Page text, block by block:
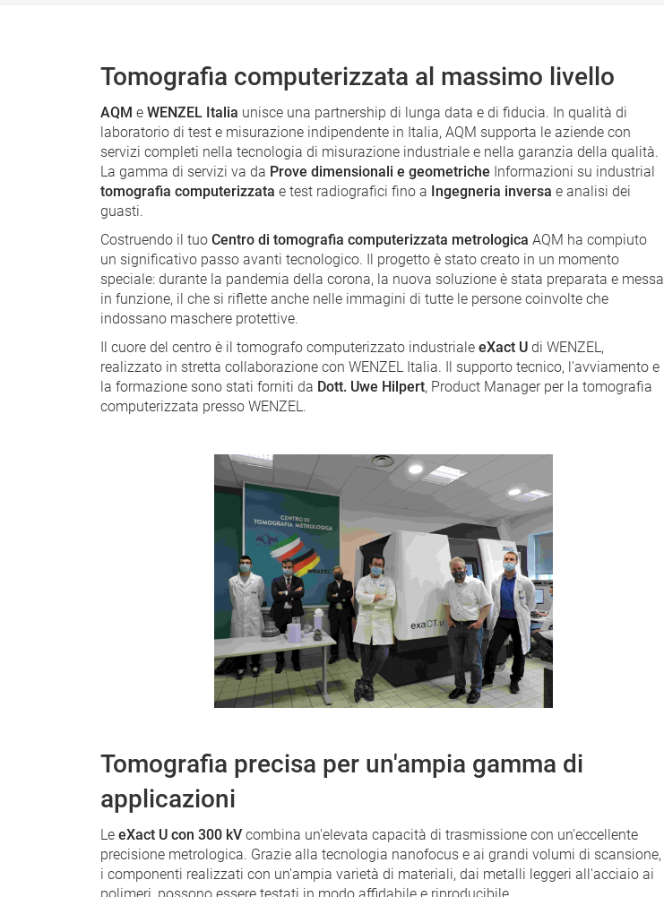
Tomografia computerizzata al massimo livello
AQM e WENZEL Italia unisce una partnership di lunga data e di fiducia. In qualità di
laboratorio di test e misurazione indipendente in Italia, AQM supporta le aziende con
servizi completi nella tecnologia di misurazione industriale e nella garanzia della qualità.
La gamma di servizi va da Prove dimensionali e geometriche Informazioni su industrial
tomografia computerizzata e test radiografici fino a Ingegneria inversa e analisi dei
guasti.
Costruendo il tuo Centro di tomografia computerizzata metrologica AQM ha compiuto
un significativo passo avanti tecnologico. Il progetto è stato creato in un momento
speciale: durante la pandemia della corona, la nuova soluzione è stata preparata e messa
in funzione, il che si riflette anche nelle immagini di tutte le persone coinvolte che
indossano maschere protettive.
Il cuore del centro è il tomografo computerizzato industriale eXact U di WENZEL,
realizzato in stretta collaborazione con WENZEL Italia. Il supporto tecnico, l'avviamento e
la formazione sono stati forniti da Dott. Uwe Hilpert, Product Manager per la tomografia
computerizzata presso WENZEL.
Tomografia precisa per un'ampia gamma di
applicazioni
Le eXact U con 300 kV combina un'elevata capacità di trasmissione con un'eccellente
precisione metrologica. Grazie alla tecnologia nanofocus e ai grandi volumi di scansione,
i componenti realizzati con un'ampia varietà di materiali, dai metalli leggeri all'acciaio ai